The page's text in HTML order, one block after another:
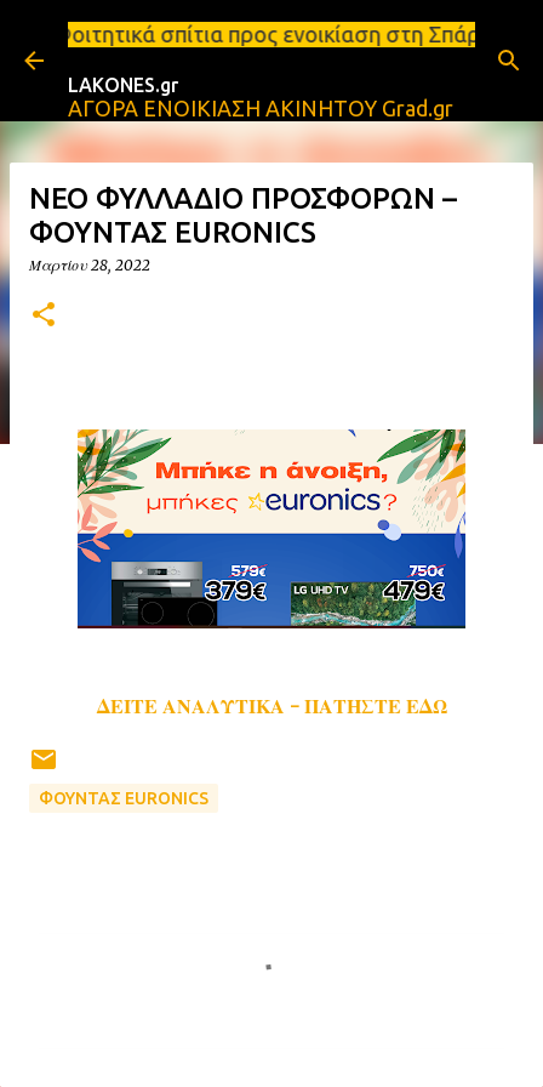
Μετάβαση στο κύριο περιεχόμενο
προς ενοικίαση στη Σπάρτη Ενοικιάσεις
LAKONES.gr
ΑΓΟΡΑ ΕΝΟΙΚΙΑΣΗ ΑΚΙΝΗΤΟΥ Grad.gr
ΝΕΟ ΦΥΛΛΑΔΙΟ ΠΡΟΣΦΟΡΩΝ –
ΦΟΥΝΤΑΣ EURONICS
Μαρτίου 28, 2022
ΔΕΙΤΕ ΑΝΑΛΥΤΙΚΑ - ΠΑΤΗΣΤΕ ΕΔΩ
ΦΟΥΝΤΑΣ EURONICS